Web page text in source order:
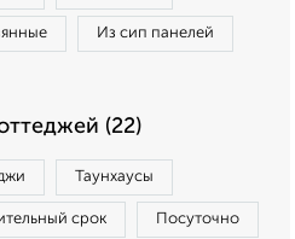
Из сип панелей
(22)
Таунхаусы
срок Посуточно